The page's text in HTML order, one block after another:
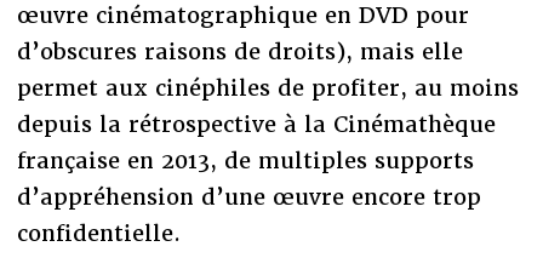
œuvre cinématographique en DVD pour
d’obscures raisons de droits), mais elle
permet aux cinéphiles de profiter, au moins
depuis la rétrospective à la Cinémathèque
française en 2013, de multiples supports
d’appréhension d’une œuvre encore trop
confidentielle.